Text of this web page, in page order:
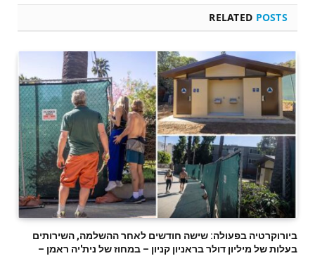
RELATED POSTS
ביורוקרטיה בפעולה: שישה חודשים לאחר ההשלמה, השירותים
בעלות של מיליון דולר בראניון קניון – במחוז של נית'יה ראמן –